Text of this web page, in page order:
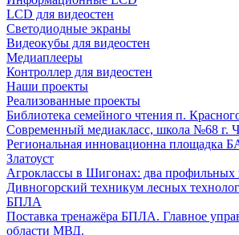
LCD для видеостен
Светодиодные экраны
Видеокубы для видеостен
Медиаплееры
Контроллер для видеостен
Наши проекты
Реализованные проекты
Библиотека семейного чтения п.
Современный медиакласс, школа №68 г.
Региональная инновационна площадка
Златоуст
Агроклассы в Шигонах: два профильных
Дивногорский техникум лесных
БПЛА
Поставка тренажёра БПЛА. Главное
области МВД.